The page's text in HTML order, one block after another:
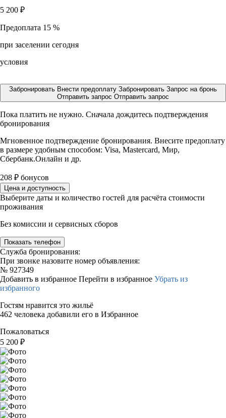
5 200 ₽
Предоплата 15 %
при заселении сегодня
условия
Забронировать Внести предоплату Забронировать Запрос на бронь
Отправить запрос Отправить запрос
Пока платить не нужно. Сначала дождитесь подтверждения
бронирования
Мгновенное подтверждение бронирования. Внесите предоплату
в размере удобным способом: Visa, Mastercard, Мир,
Сбербанк.Онлайн и др.
208 ₽ бонусов
Цена и доступность
Выберите даты и количество гостей для расчёта стоимости
проживания
Без комиссии и сервисных сборов
Показать телефон
Служба бронирования:
При звонке назовите номер объявления:
№ 927349
Добавить в избранное Перейти в избранное Убрать из
избранного
Гостям нравится это жильё
462 человека добавили его в Избранное
Пожаловаться
5 200 ₽